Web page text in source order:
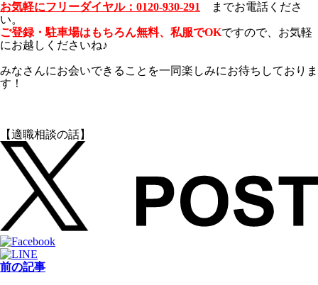
お気軽にフリーダイヤル：0120-930-291
までお電話くださ
い。
ご登録・駐車場はもちろん無料、私服でOKですので、お気軽
にお越しくださいね♪
みなさんにお会いできることを一同楽しみにお待ちしておりま
す！
【適職相談の話】
前の記事